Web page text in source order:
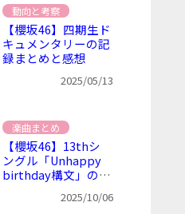
動向と考察
【櫻坂46】四期生ド
キュメンタリーの記
録まとめと感想
2025/05/13
楽曲まとめ
【櫻坂46】13thシ
ングル「Unhappy
birthday構文」の選
メーションまとめと
2025/10/06